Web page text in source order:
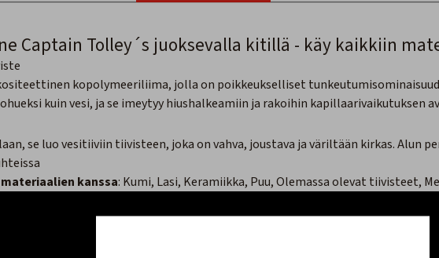
Captain Tolley´s juoksevalla kitillä - käy kaikkiin
kopolymeeriliima, jolla on poikkeukselliset
kuin vesi, ja se imeytyy hiushalkeamiin ja rakoihin kapillaarivaikutuksen
se luo vesitiiviin tiivisteen, joka on vahva, joustava ja väriltään kirkas. Alun
kanssa: Kumi, Lasi, Keramiikka, Puu, Olemassa olevat tiivisteet,